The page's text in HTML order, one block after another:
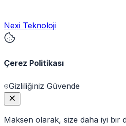
Nexi Teknoloji
Çerez Politikası
Gizliliğiniz Güvende
Maksen olarak, size daha iyi bir